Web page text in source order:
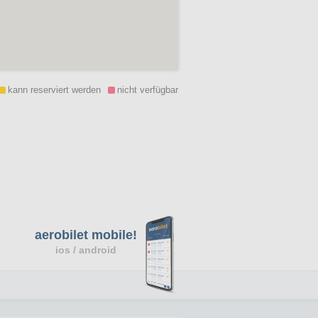
kann reserviert werden nicht verfügbar
aerobilet mobile!
ios / android